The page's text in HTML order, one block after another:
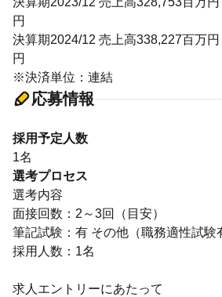
円
決算期2024/12 売上高338,227百万
円
※決済単位：連結
応募情報
採用予定人数
1名
選考プロセス
選考内容
面接回数：2～3回（目安）
筆記試験：有 その他（職務適性試験
採用人数：1名
求人エントリーにあたって